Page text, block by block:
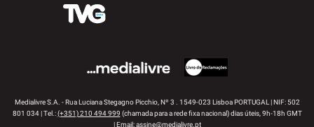
Medialivre S.A. - Rua Luciana Stegagno Picchio, Nº 3 . 1549-023 Lisboa PORTUGAL | NIF: 502
801 034 | Tel.:(+351) 210 494 999 (chamada para a rede fixa nacional) dias úteis, 9h-18h GMT
| Email:assine@medialivre.pt